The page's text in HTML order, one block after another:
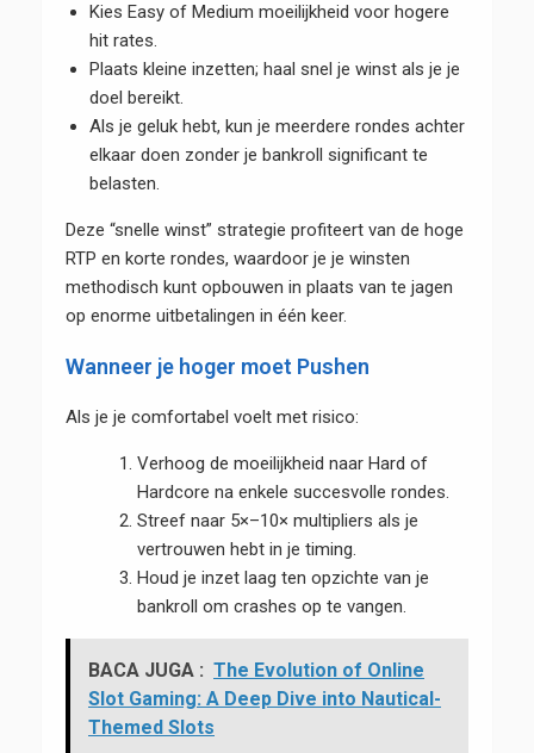
Kies Easy of Medium moeilijkheid voor hogere
hit rates.
Plaats kleine inzetten; haal snel je winst als je je
doel bereikt.
Als je geluk hebt, kun je meerdere rondes achter
elkaar doen zonder je bankroll significant te
belasten.
Deze “snelle winst” strategie profiteert van de hoge
RTP en korte rondes, waardoor je je winsten
methodisch kunt opbouwen in plaats van te jagen
op enorme uitbetalingen in één keer.
Wanneer je hoger moet Pushen
Als je je comfortabel voelt met risico:
Verhoog de moeilijkheid naar Hard of
Hardcore na enkele succesvolle rondes.
Streef naar 5×–10× multipliers als je
vertrouwen hebt in je timing.
Houd je inzet laag ten opzichte van je
bankroll om crashes op te vangen.
BACA JUGA : The Evolution of Online
Slot Gaming: A Deep Dive into Nautical-
Themed Slots